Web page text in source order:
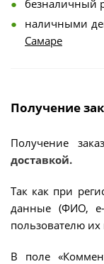
безналичный
наличными
Самаре
Получение
Получение
доставкой.
Так как при
данные (ФИО, e-
пользователю
В поле